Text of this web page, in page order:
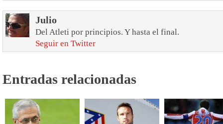
Julio
Del Atleti por principios. Y hasta el final.
Seguir en Twitter
Entradas relacionadas